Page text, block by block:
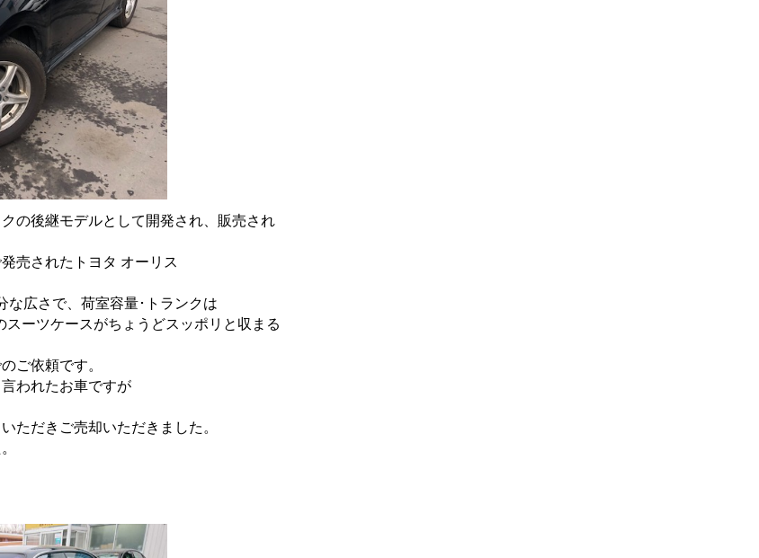
の後継モデルとして開発され、 販売され
売されたトヨタ オーリス
広さで、 荷室容量･トランクは
ーツケースがちょ うどスッポリと収まる
ご依頼です。
われたお車ですが
ただきご売却いただきました。